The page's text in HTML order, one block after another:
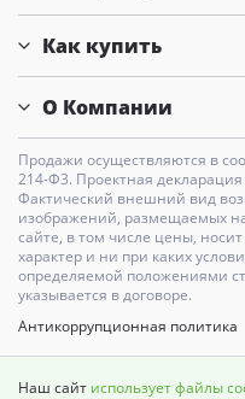
Как купить
О Компании
Продажи осуществляются в
214-Ф3. Проектная
Фактический внешний вид
изображений, размещаемых
сайте, в том числе цены,
характер и ни при каких
определяемой положениями
указывается в договоре.
Антикоррупционная политика
Наш сайт использует файлы